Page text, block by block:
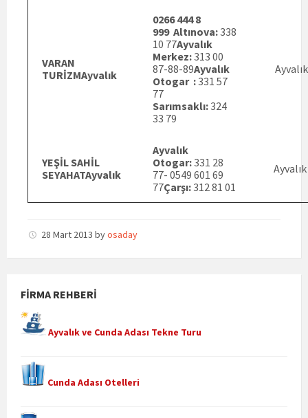
VARAN
TURİZMAyvalık
0266 444 8
999 Altınova:338
10 77Ayvalık
Merkez:313 00
87-88-89Ayvalık
Otogar :331 57
77
Sarımsaklı:324
33 79
Ayvalık
YEŞİL SAHİL
SEYAHATAyvalık
Ayvalık
Otogar:331 28
77- 0549 601 69
77Çarşı:312 81 01
Ayvalık
28 Mart 2013 byosaday
FIRMA REHBERI
Ayvalık ve Cunda Adası Tekne Turu
Cunda Adası Otelleri